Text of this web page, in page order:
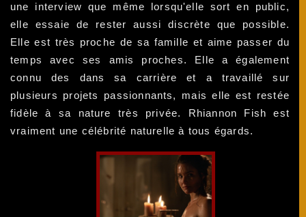
une interview que même lorsqu'elle sort en public,
elle essaie de rester aussi discrète que possible.
Elle est très proche de sa famille et aime passer du
temps avec ses amis proches. Elle a également
connu des dans sa carrière et a travaillé sur
plusieurs projets passionnants, mais elle est restée
fidèle à sa nature très privée. Rhiannon Fish est
vraiment une célébrité naturelle à tous égards.